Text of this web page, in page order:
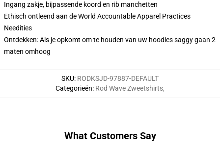
Ingang zakje, bijpassende koord en rib manchetten
Ethisch ontleend aan de World Accountable Apparel Practices
Needities
Ontdekken: Als je opkomt om te houden van uw hoodies saggy gaan 2
maten omhoog
SKU: RODKSJD-97887-DEFAULT
Categorieën: Rod Wave Zweetshirts,
What Customers Say